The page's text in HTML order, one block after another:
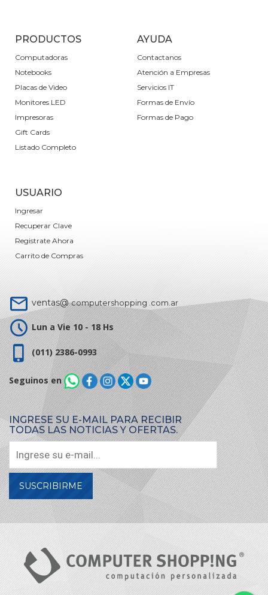
PRODUCTOS
Computadoras
Notebooks
Placas de Video
Monitores LED
Impresoras
Gift Cards
Listado Completo
AYUDA
Contactanos
Atención a Empresas
Servicios IT
Formas de Envío
Formas de Pago
USUARIO
Ingresar
Recuperar Clave
Registrate Ahora
Carrito de Compras
ventas@computershopping .com.ar
Lun a Vie 10 - 18 Hs
(011) 2386-0993
Seguinos en
INGRESE SU E-MAIL PARA RECIBIR
TODAS LAS NOTICIAS Y OFERTAS.
SUSCRIBIRME